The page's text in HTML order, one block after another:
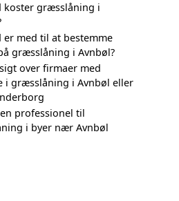
koster græsslåning i
er med til at bestemme
græsslåning i Avnbøl?
over firmaer med
i græsslåning i Avnbøl eller
professionel til
i byer nær Avnbøl